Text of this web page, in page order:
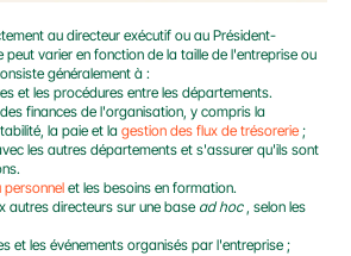
au directeur exécutif ou au Président-
peut varier en fonction de la taille de l'entreprise ou
généralement à :
et les procédures entre les départements.
finances de l'organisation, y compris la
la paie et la gestion des flux de trésorerie ;
les autres départements et s'assurer qu'ils sont
personnel et les besoins en formation.
autres directeurs sur une base ad hoc , selon les
et les événements organisés par l'entreprise ;